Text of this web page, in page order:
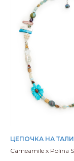
ЦЕПОЧКА НА
Cameamile х Polina